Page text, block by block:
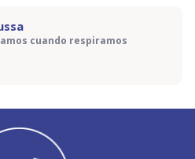
cuando respiramos